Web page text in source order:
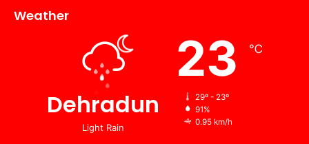
Weather
Dehradun
Light Rain
23 ℃
29º - 23º
91%
0.95 km/h